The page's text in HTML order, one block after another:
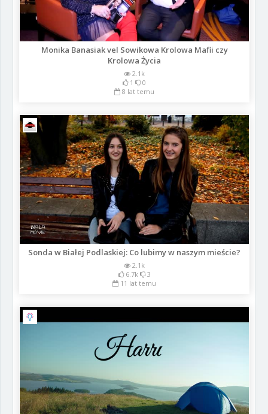
Monika Banasiak vel Sowikowa Krolowa Mafii czy
Krolowa Życia
2.1k
1
0
8 lat temu
Sonda w Białej Podlaskiej: Co lubimy w naszym mieście?
2.1k
6.7k
3
11 lat temu